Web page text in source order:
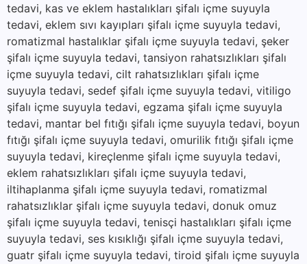
tedavi, kas ve eklem hastalıkları şifalı içme suyuyla
tedavi, eklem sıvı kayıpları şifalı içme suyuyla tedavi,
romatizmal hastalıklar şifalı içme suyuyla tedavi, şeker
şifalı içme suyuyla tedavi, tansiyon rahatsızlıkları şifalı
içme suyuyla tedavi, cilt rahatsızlıkları şifalı içme
suyuyla tedavi, sedef şifalı içme suyuyla tedavi, vitiligo
şifalı içme suyuyla tedavi, egzama şifalı içme suyuyla
tedavi, mantar bel fıtığı şifalı içme suyuyla tedavi, boyun
fıtığı şifalı içme suyuyla tedavi, omurilik fıtığı şifalı içme
suyuyla tedavi, kireçlenme şifalı içme suyuyla tedavi,
eklem rahatsızlıkları şifalı içme suyuyla tedavi,
iltihaplanma şifalı içme suyuyla tedavi, romatizmal
rahatsızlıklar şifalı içme suyuyla tedavi, donuk omuz
şifalı içme suyuyla tedavi, tenisçi hastalıkları şifalı içme
suyuyla tedavi, ses kısıklığı şifalı içme suyuyla tedavi,
guatr şifalı içme suyuyla tedavi, tiroid şifalı içme suyuyla